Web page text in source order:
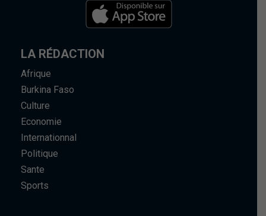
LA RÉDACTION
Afrique
Burkina Faso
Culture
Economie
Internationnal
Politique
Sante
Sports